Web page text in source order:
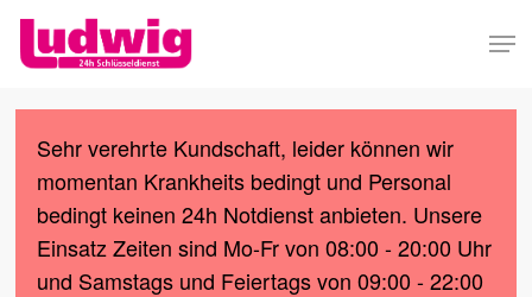
Skip
content
Sehr verehrte Kundschaft, leider können wir
momentan Krankheits bedingt und Personal
bedingt keinen 24h Notdienst anbieten. Unsere
Einsatz Zeiten sind Mo-Fr von 08:00 - 20:00 Uhr
und Samstags und Feiertags von 09:00 - 22:00
Menu